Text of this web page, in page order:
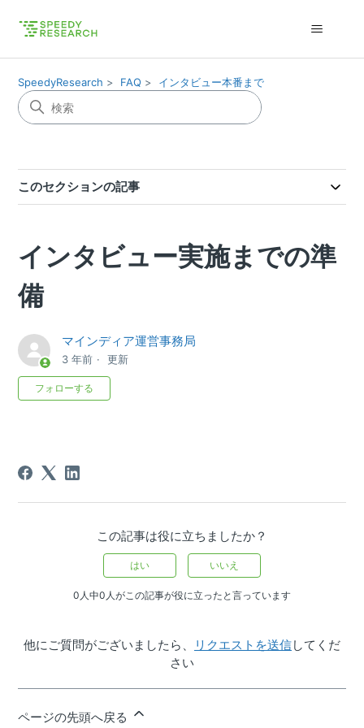
SpeedyResearch FAQ インタビュー本番まで
このセクションの記事
インタビュー実施までの準
備
マインディア運営事務局
3 年前 更新
フォローする
この記事は役に立ちましたか？
はい いいえ
0人中0人がこの記事が役に立ったと言っています
他にご質問がございましたら、 リクエストを送信してくだ
さい
ページの先頭へ戻る